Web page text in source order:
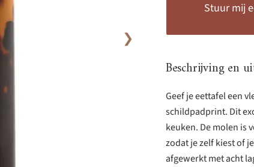
❯
Stuur mij
Beschrijving en
Geef je eettafel een
schildpadprint. Dit
keuken. De molen is
zodat je zelf kiest of
afgewerkt met acht